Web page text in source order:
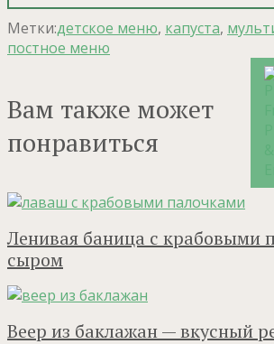
Метки:детское меню, капуста,
постное меню
Вам также может
понравиться
Ленивая баница с крабовыми
сыром
Веер из баклажан — вкусный